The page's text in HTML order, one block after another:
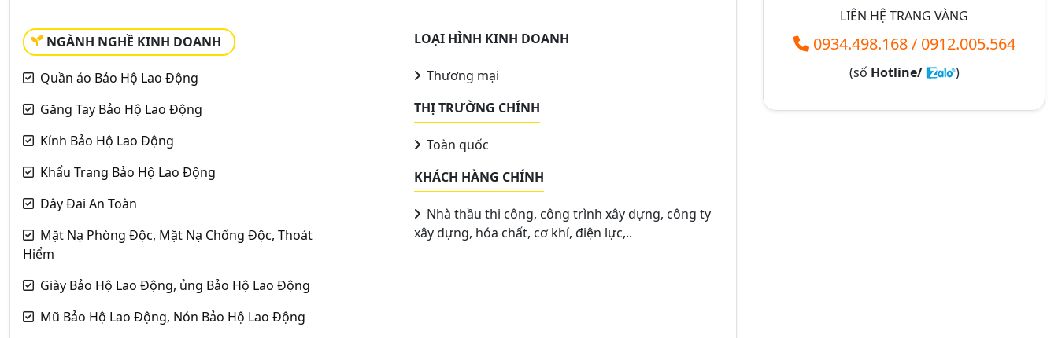
NGÀNH NGHỀ KINH DOANH
Quần áo Bảo Hộ Lao Động
Găng Tay Bảo Hộ Lao Động
Kính Bảo Hộ Lao Động
Khẩu Trang Bảo Hộ Lao Động
Dây Đai An Toàn
Mặt Nạ Phòng Độc, Mặt Nạ Chống Độc, Thoát
Hiểm
Giày Bảo Hộ Lao Động, ủng Bảo Hộ Lao Động
Mũ Bảo Hộ Lao Động, Nón Bảo Hộ Lao Động
LOẠI HÌNH KINH DOANH
Thương mại
THỊ TRƯỜNG CHÍNH
Toàn quốc
KHÁCH HÀNG CHÍNH
Nhà thầu thi công, công trình xây dựng, công ty
xây dựng, hóa chất, cơ khí, điện lực,..
LIÊN HỆ TRANG VÀNG
0934.498.168/ 0912.005.564
(số Hotline/ )